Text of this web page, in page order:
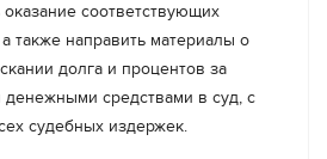
соответствующих
также направить материалы о
долга и процентов за
средствами в суд, с
судебных издержек.